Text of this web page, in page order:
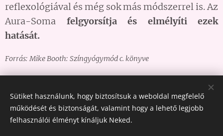
reflexológiával és még sok más módszerrel is. Az
Aura-Soma felgyorsítja és elmélyíti ezek
hatását.
Forrás: Mike Booth: Színgyógymód c. könyve
Share
Sütiket használunk, hogy biztosítsuk a weboldal megfelelő
működését és biztonságát, valamint hogy a lehető legjobb
felhasználói élményt kínáljuk Neked.